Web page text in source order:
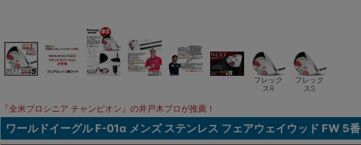
フレック
スR
フレック
スS
『全米プロシニア チャンピオン』の井戸木プロが推薦！
ワールドイーグル F-01α メンズ ステンレス フェアウェイウッド FW 5番